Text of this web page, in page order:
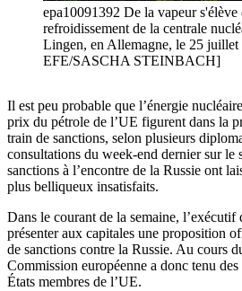
epa10091392 De la vapeur s'élève
refroidissement de la centrale
Lingen, en Allemagne, le 25
EFE/SASCHA STEINBACH]
Il est peu probable que l’énergie
prix du pétrole de l’UE figurent dans la
train de sanctions, selon plusieurs
consultations du week-end dernier sur le
sanctions à l’encontre de la Russie ont
plus belliqueux insatisfaits.
Dans le courant de la semaine,
présenter aux capitales une proposition
de sanctions contre la Russie. Au cours
Commission européenne a donc tenu
États membres de l’UE.